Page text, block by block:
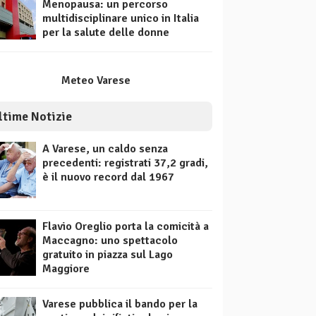
Menopausa: un percorso
multidisciplinare unico in Italia
per la salute delle donne
Meteo Varese
Notizie
A Varese, un caldo senza
precedenti: registrati 37,2 gradi,
è il nuovo record dal 1967
Flavio Oreglio porta la comicità a
Maccagno: uno spettacolo
gratuito in piazza sul Lago
Maggiore
Varese pubblica il bando per la